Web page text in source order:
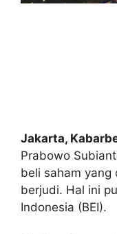
Jakarta,
Prabowo
beli saham yang
berjudi. Hal ini
Indonesia (BEI).